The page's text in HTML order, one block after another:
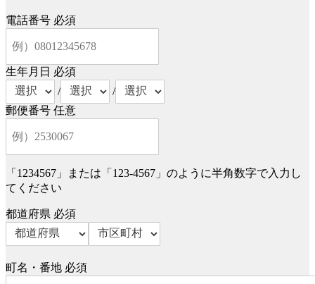
電話番号 必須
生年月日 必須
/
/
郵便番号 任意
「1234567」または「123-4567」のように半角数字で入力し
てください
都道府県 必須
町名・番地 必須